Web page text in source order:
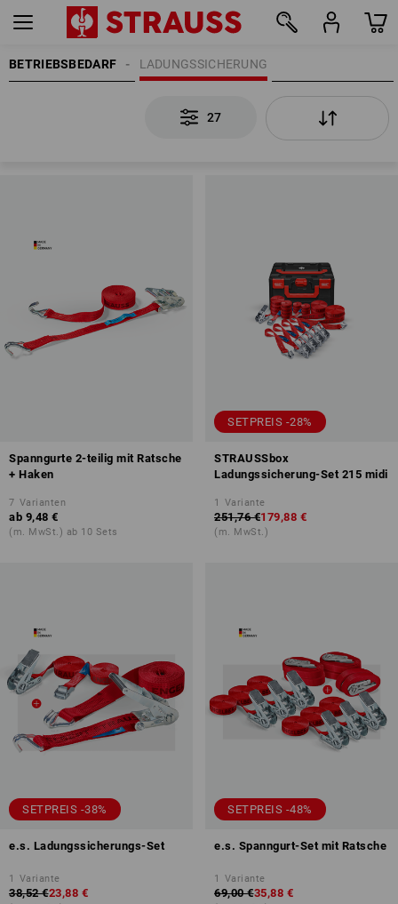
BETRIEBSBEDARF LADUNGSSICHERUNG
27
Spanngurte 2-teilig mit Ratsche
+ Haken
7 Varianten
ab 9,48 €
(m. MwSt.) ab 10 Sets
SETPREIS -28%
STRAUSSbox
Ladungssicherung-Set 215 midi
1 Variante
251,76 €179,88 €
(m. MwSt.)
SETPREIS -38%
e.s. Ladungssicherungs-Set
1 Variante
38,52 €23,88 €
SETPREIS -48%
e.s. Spanngurt-Set mit Ratsche
1 Variante
69,00 €35,88 €